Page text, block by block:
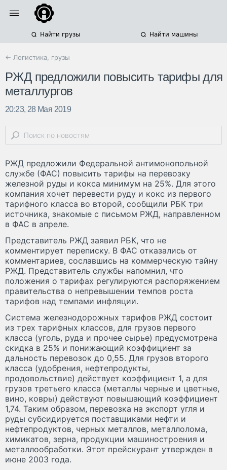
Найти грузы Найти машины
← Логистика, грузы
РЖД предложили повысить тарифы для
металлургов
20:23, 28 Мая 2019
РЖД предложили Федеральной антимонопольной
службе (ФАС) повысить тарифы на перевозку
железной руды и кокса минимум на 25%. Для этого
компания хочет перевести руду и кокс из первого
тарифного класса во второй, сообщили РБК три
источника, знакомые с письмом РЖД, направленном
в ФАС в апреле.
Представитель РЖД заявил РБК, что не
комментирует переписку. В ФАС отказались от
комментариев, сославшись на коммерческую тайну
РЖД. Представитель службы напомнил, что
положения о тарифах регулируются распоряжением
правительства о непревышении темпов роста
тарифов над темпами инфляции.
Система железнодорожных тарифов РЖД состоит
из трех тарифных классов, для грузов первого
класса (уголь, руда и прочее сырье) предусмотрена
скидка в 25% и понижающий коэффициент за
дальность перевозок до 0,55. Для грузов второго
класса (удобрения, нефтепродукты,
продовольствие) действует коэффициент 1, а для
грузов третьего класса (металлы черные и цветные,
вино, ковры) действуют повышающий коэффициент
1,74. Таким образом, перевозка на экспорт угля и
руды субсидируется поставщиками нефти и
нефтепродуктов, черных металлов, металлолома,
химикатов, зерна, продукции машиностроения и
металлообработки. Этот прейскурант утвержден в
июне 2003 года.